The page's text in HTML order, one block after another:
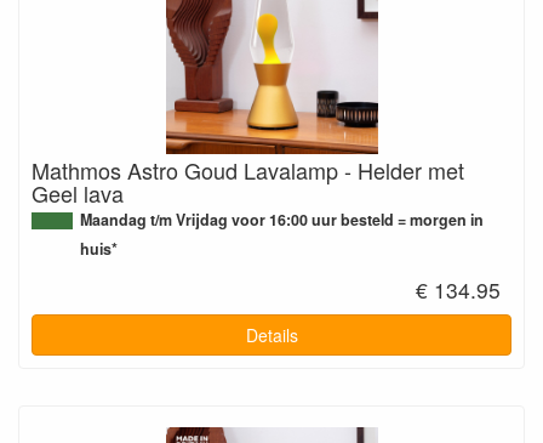
Mathmos Astro Goud Lavalamp - Helder met
Geel lava
Maandag t/m Vrijdag voor 16:00 uur besteld = morgen in
huis*
€ 134.95
Details